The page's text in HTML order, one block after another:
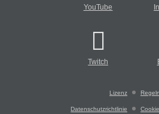
YouTube
Twitch
Lizenz
Datenschutzrichtlinie